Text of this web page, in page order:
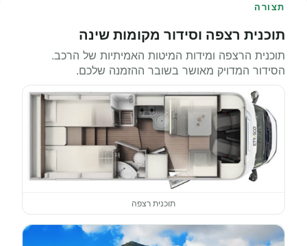
תצורה
תוכנית רצפה וסידור מקומות שינה
תוכנית הרצפה ומידות המיטות האמיתיות של הרכב.
הסידור המדויק מאושר בשובר ההזמנה שלכם.
תוכנית רצפה